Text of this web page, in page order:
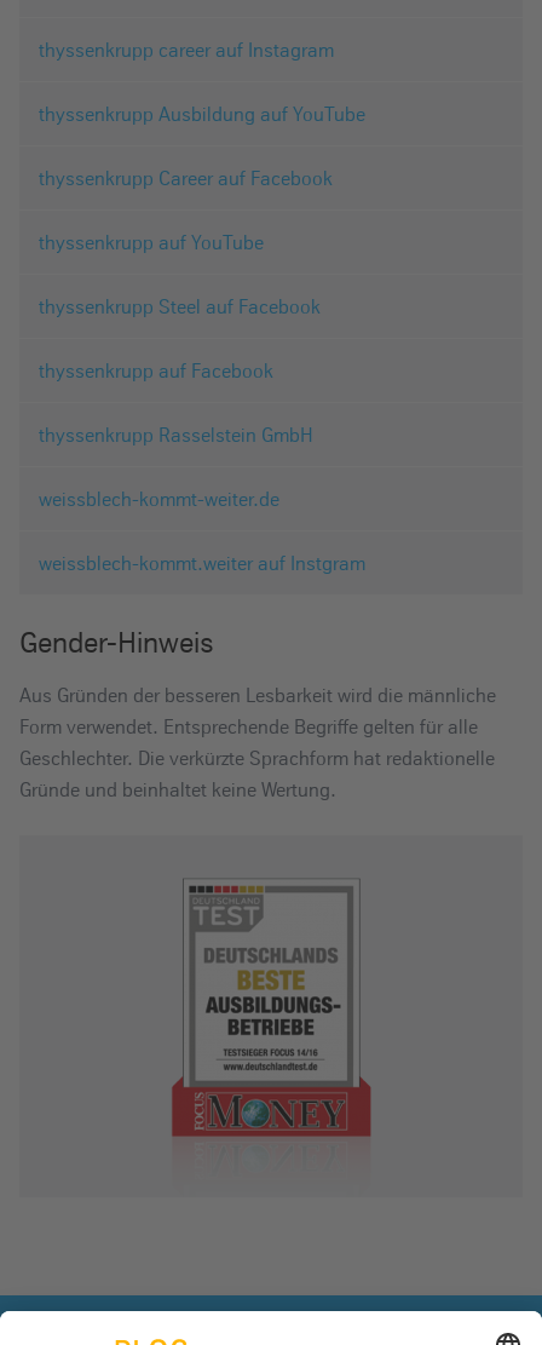
thyssenkrupp career auf Instagram
thyssenkrupp Ausbildung auf YouTube
thyssenkrupp Career auf Facebook
thyssenkrupp auf YouTube
thyssenkrupp Steel auf Facebook
thyssenkrupp auf Facebook
thyssenkrupp Rasselstein GmbH
weissblech-kommt-weiter.de
weissblech-kommt.weiter auf Instgram
Gender-Hinweis
Aus Gründen der besseren Lesbarkeit wird die männliche
Form verwendet. Entsprechende Begriffe gelten für alle
Geschlechter. Die verkürzte Sprachform hat redaktionelle
Gründe und beinhaltet keine Wertung.